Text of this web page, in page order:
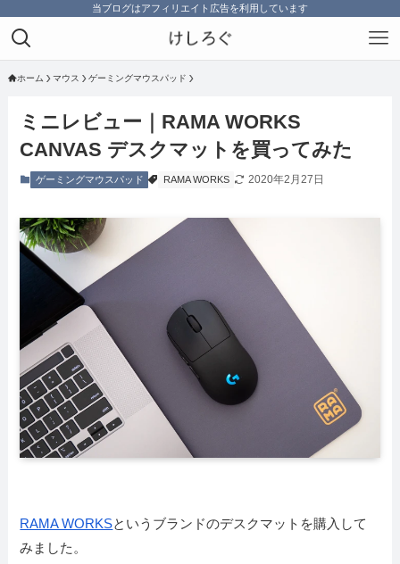
当ブログはアフィリエイト広告を利用しています
ホーム マウス ゲーミングマウスパッド
ミニレビュー｜RAMA WORKS
CANVAS デスクマットを買ってみた
ゲーミングマウスパッド RAMA WORKS 2020年2月27日
RAMA WORKSというブランドのデスクマットを購入して
みました。